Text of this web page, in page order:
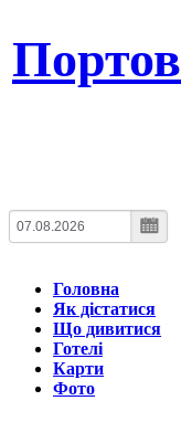
Головна
Як дістатися
Що дивитися
Готелі
Карти
Фото